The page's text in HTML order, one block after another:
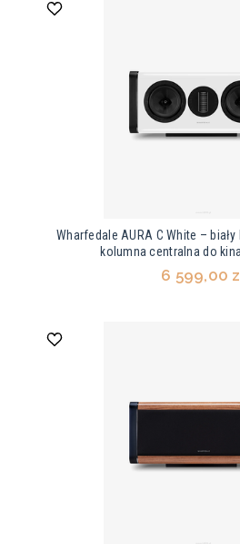
Wharfedale AURA C White –
kolumna centralna do
6 599,00